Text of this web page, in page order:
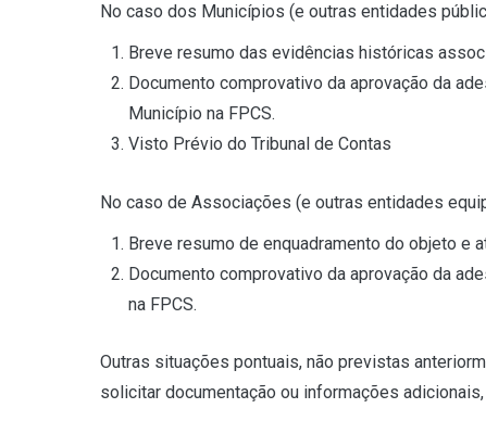
No caso dos Municípios (e outras entidades
Breve resumo das evidências históricas
Documento comprovativo da aprovação da
Município na FPCS.
Visto Prévio do Tribunal de Contas
No caso de Associações (e outras entidades
Breve resumo de enquadramento do objeto e
Documento comprovativo da aprovação da
na FPCS.
Outras situações pontuais, não previstas
solicitar documentação ou informações